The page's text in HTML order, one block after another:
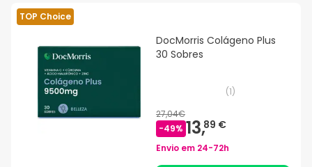
TOP Choice
DocMorris Colágeno Plus
30 Sobres
(1)
27,04€
-49% 13,89 €
Envio em 24-72h